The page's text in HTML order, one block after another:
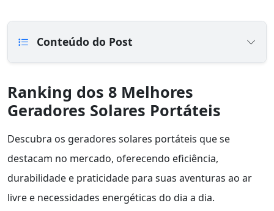
Conteúdo do Post
Ranking dos 8 Melhores
Geradores Solares Portáteis
Descubra os geradores solares portáteis que se
destacam no mercado, oferecendo eficiência,
durabilidade e praticidade para suas aventuras ao ar
livre e necessidades energéticas do dia a dia.